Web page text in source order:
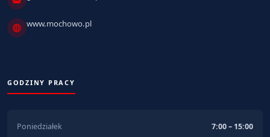
www.mochowo.pl
GODZINY PRACY
Poniedziałek
7:00 – 15:00